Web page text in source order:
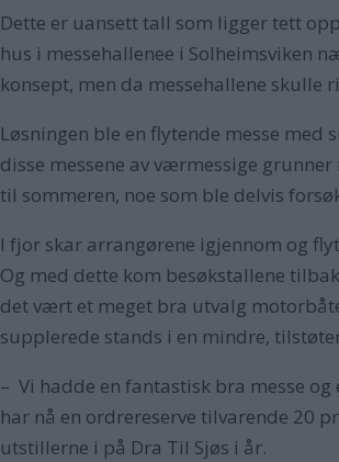
Dette er uansett tall som ligger tett
hus i messehallenee i Solheimsviken
konsept, men da messehallene
Løsningen ble en flytende messe
disse messene av værmessige
til sommeren, noe som ble delvis
I fjor skar arrangørene igjennom og
Og med dette kom besøkstallene
det vært et meget bra utvalg
supplerede stands i en mindre,
– Vi hadde en fantastisk bra messe
har nå en ordrereserve tilvarende 20
utstillerne i på Dra Til Sjøs i år.